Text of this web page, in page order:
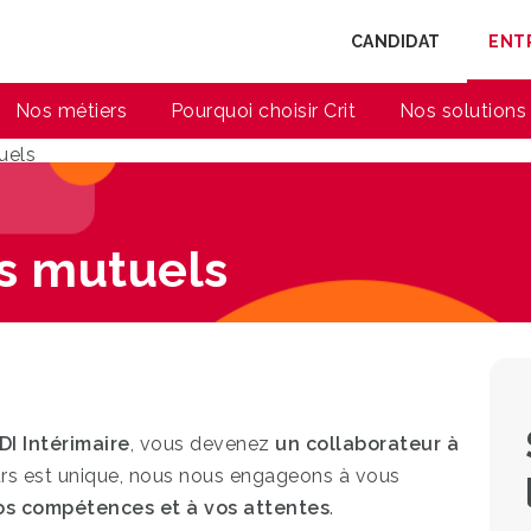
CANDIDAT
Nos métiers Pourquoi choisir Crit
Nos solutions
mutuels
Intérimaire, vous devenez un collaborateur à
est unique, nous nous engageons à vous
compétences et à vos attentes.